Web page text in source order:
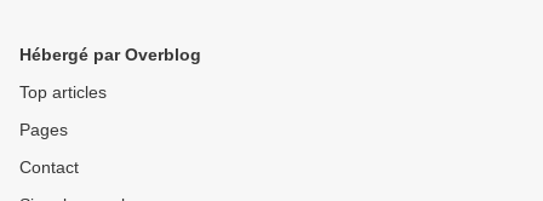
Hébergé par Overblog
Top articles
Pages
Contact